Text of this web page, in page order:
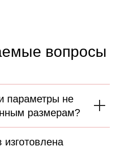
вопросы
параметры не
размерам?